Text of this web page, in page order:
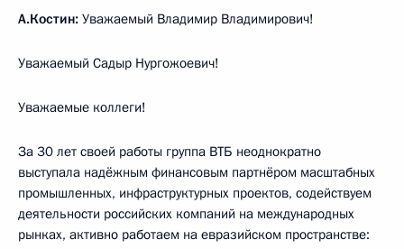
А.Костин: Уважаемый Владимир Владимирович!
Уважаемый Садыр Нургожоевич!
Уважаемые коллеги!
За 30 лет своей работы группа ВТБ неоднократно
выступала надёжным финансовым партнёром масштабных
промышленных, инфраструктурных проектов, содействуем
деятельности российских компаний на международных
рынках, активно работаем на евразийском пространстве: